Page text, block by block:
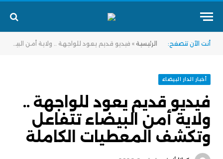
أنت الآن تتصفح: الرئيسية » فيديو قديم يعود للواجهة .. ولاية أمن البيضاء تتفاعل وتكشف المعطيات الكاملة
أخبار الدار البيضاء
فيديو قديم يعود للواجهة ..
ولاية أمن البيضاء تتفاعل
وتكشف المعطيات الكاملة